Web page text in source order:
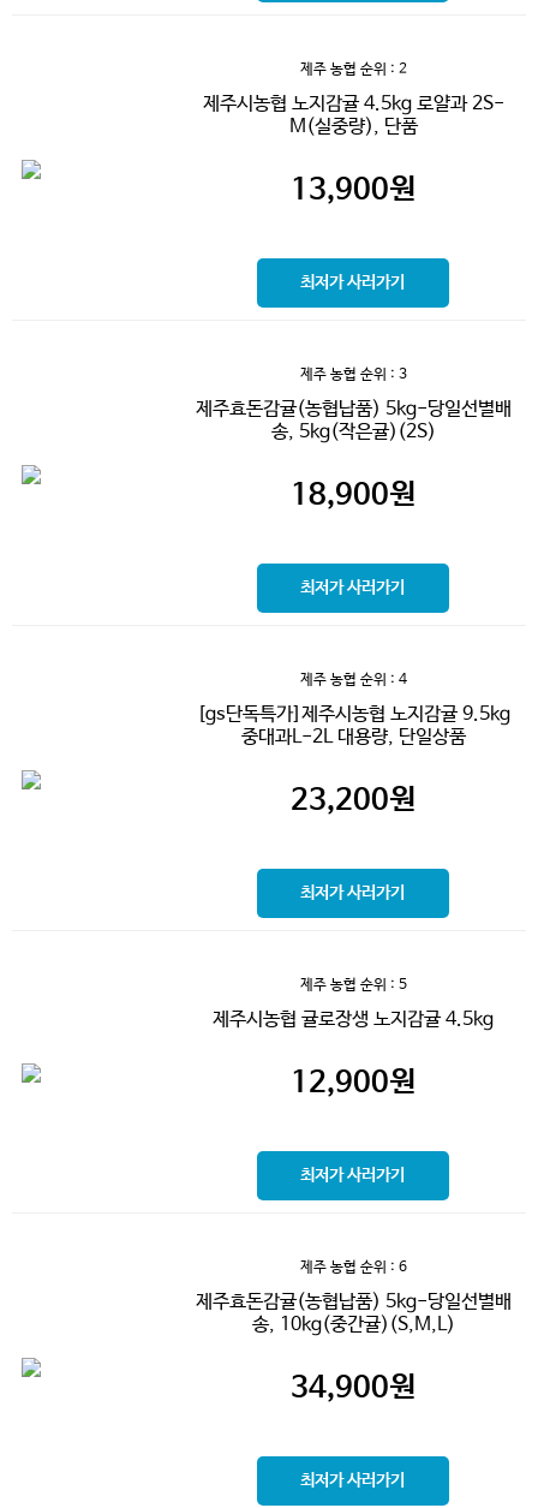
제주 농협 순위 : 2
제주시농협 노지감귤 4.5kg 로얄과 2S-
M(실중량), 단품
13,900원
최저가 사러가기
제주 농협 순위 : 3
제주효돈감귤(농협납품) 5kg-당일선별배
송, 5kg(작은귤)(2S)
18,900원
최저가 사러가기
제주 농협 순위 : 4
[gs단독특가]제주시농협 노지감귤 9.5kg
중대과L-2L 대용량, 단일상품
23,200원
최저가 사러가기
제주 농협 순위 : 5
제주시농협 귤로장생 노지감귤 4.5kg
12,900원
최저가 사러가기
제주 농협 순위 : 6
제주효돈감귤(농협납품) 5kg-당일선별배
송, 10kg(중간귤)(S,M,L)
34,900원
최저가 사러가기